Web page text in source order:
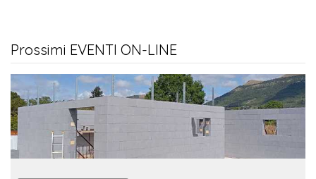
Prossimi EVENTI ON-LINE